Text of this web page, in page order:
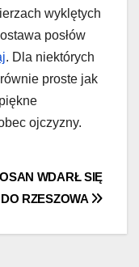
wyklętych
posłów
. Dla niektórych
proste jak
ojczyzny.
WDARŁ SIĘ
DO RZESZOWA